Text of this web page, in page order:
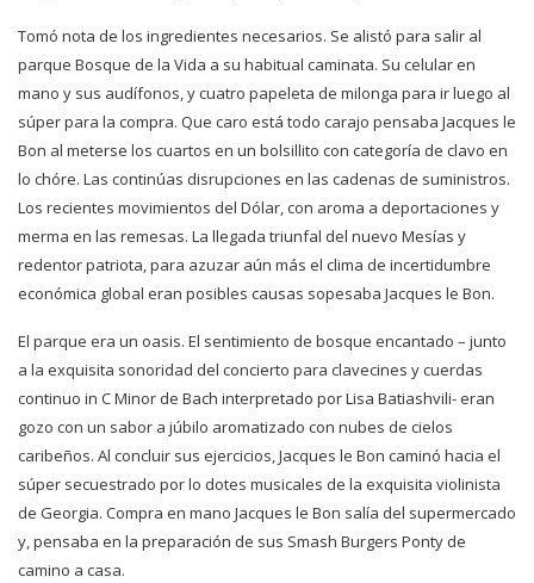
Tomó nota de los ingredientes necesarios. Se alistó para salir al
parque Bosque de la Vida a su habitual caminata. Su celular en
mano y sus audífonos, y cuatro papeleta de milonga para ir luego al
súper para la compra. Que caro está todo carajo pensaba Jacques le
Bon al meterse los cuartos en un bolsillito con categoría de clavo en
lo chóre. Las continúas disrupciones en las cadenas de suministros.
Los recientes movimientos del Dólar, con aroma a deportaciones y
merma en las remesas. La llegada triunfal del nuevo Mesías y
redentor patriota, para azuzar aún más el clima de incertidumbre
económica global eran posibles causas sopesaba Jacques le Bon.
El parque era un oasis. El sentimiento de bosque encantado – junto
a la exquisita sonoridad del concierto para clavecines y cuerdas
continuo in C Minor de Bach interpretado por Lisa Batiashvili- eran
gozo con un sabor a júbilo aromatizado con nubes de cielos
caribeños. Al concluir sus ejercicios, Jacques le Bon caminó hacia el
súper secuestrado por lo dotes musicales de la exquisita violinista
de Georgia. Compra en mano Jacques le Bon salía del supermercado
y, pensaba en la preparación de sus Smash Burgers Ponty de
camino a casa.